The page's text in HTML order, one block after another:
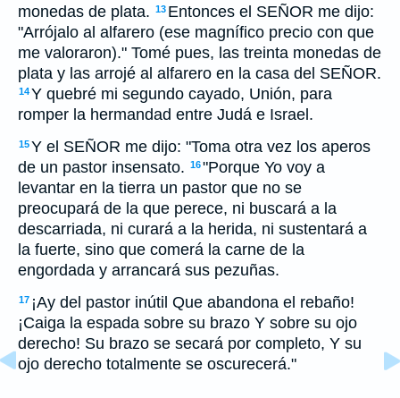
monedas de plata. 13 Entonces el SEÑOR me dijo:
"Arrójalo al alfarero (ese magnífico precio con que
me valoraron)." Tomé pues, las treinta monedas de
plata y las arrojé al alfarero en la casa del SEÑOR.
14Y quebré mi segundo cayado, Unión, para
romper la hermandad entre Judá e Israel.
15Y el SEÑOR me dijo: "Toma otra vez los aperos
de un pastor insensato. 16"Porque Yo voy a
levantar en la tierra un pastor que no se
preocupará de la que perece, ni buscará a la
descarriada, ni curará a la herida, ni sustentará a
la fuerte, sino que comerá la carne de la
engordada y arrancará sus pezuñas.
17 ¡Ay del pastor inútil Que abandona el rebaño!
¡Caiga la espada sobre su brazo Y sobre su ojo
derecho! Su brazo se secará por completo, Y su
ojo derecho totalmente se oscurecerá."